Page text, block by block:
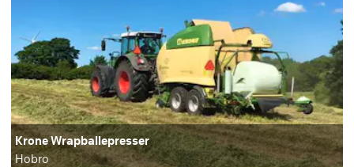
Krone Wrapballepresser
Hobro